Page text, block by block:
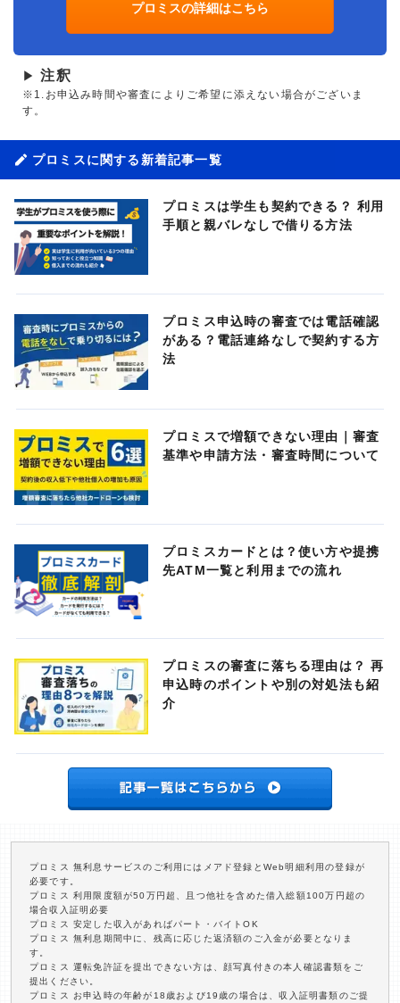
プロミスの詳細はこちら
▶ 注釈
※1.お申込み時間や審査によりご希望に添えない場合がございま
す。
プロミスに関する新着記事一覧
プロミスは学生も契約できる？ 利用
手順と親バレなしで借りる方法
プロミス申込時の審査では電話確認
がある？電話連絡なしで契約する方
法
プロミスで増額できない理由｜審査
基準や申請方法・審査時間について
プロミスカードとは？使い方や提携
先ATM一覧と利用までの流れ
プロミスの審査に落ちる理由は？ 再
申込時のポイントや別の対処法も紹
介
プロミス 無利息サービスのご利用にはメアド登録とWeb明細利用の登録が
必要です。
プロミス 利用限度額が50万円超、且つ他社を含めた借入総額100万円超の
場合収入証明必要
プロミス 安定した収入があればパート・バイトOK
プロミス 無利息期間中に、残高に応じた返済額のご入金が必要となりま
す。
プロミス 運転免許証を提出できない方は、顔写真付きの本人確認書類をご
提出ください。
プロミス お申込時の年齢が18歳および19歳の場合は、収入証明書類のご提